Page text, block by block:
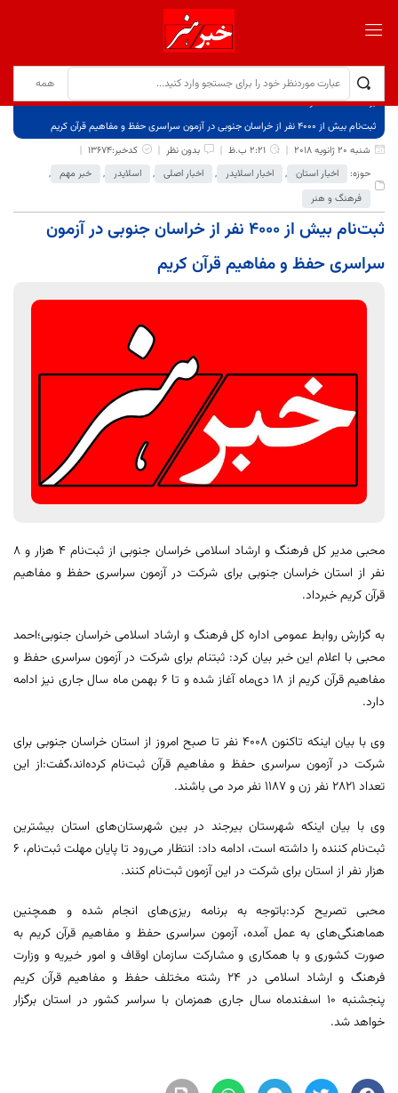
برگ نخست
نوشته‌ها
ثبت‌نام بیش از ٤٠٠٠ نفر از خراسان جنوبی در آزمون سراسری حفظ و مفاهیم قرآن کریم
شنبه 20 ژانویه 2018
2:21 ب.ظ بدون نظر
کدخبر:13674
حوزه:
اخبار استان , اخبار اسلایدر , اخبار اصلی , اسلایدر , خبر مهم ,
فرهنگ و هنر
ثبت‌نام بیش از ٤٠٠٠ نفر از خراسان جنوبی در آزمون
سراسری حفظ و مفاهیم قرآن کریم
محبی مدیر کل فرهنگ و ارشاد اسلامی خراسان جنوبی از ثبت‌نام ٤ هزار و ٨
نفر از استان خراسان جنوبی برای شرکت در آزمون سراسری حفظ و مفاهیم
قرآن کریم خبرداد.
به گزارش روابط عمومی اداره کل فرهنگ و ارشاد اسلامی خراسان جنوبی؛احمد
محبی با اعلام این خبر بیان کرد: ثبت‎نام برای شرکت در آزمون سراسری حفظ و
مفاهیم قرآن کریم از ۱۸ دی‌ماه آغاز شده و تا ٦ بهمن ماه سال جاری نیز ادامه
دارد.
وی با بیان اینکه تاکنون ٤٠٠٨ نفر تا صبح امروز از استان خراسان جنوبی برای
شرکت در آزمون سراسری حفظ و مفاهیم قرآن ثبت‌نام کرده‌اند،گفت:از این
تعداد ٢٨٢١ نفر زن و ١١٨٧ نفر مرد می باشند.
وی با بیان اینکه شهرستان بیرجند در بین شهرستان‌های استان بیشترین
ثبت‌نام کننده را داشته است، ادامه داد: انتظار می‌رود تا پایان مهلت ثبت‌نام، ٦
هزار نفر از استان برای شرکت در این آزمون ثبت‌نام کنند.
محبی تصریح کرد:باتوجه به برنامه ریزی‌های انجام شده و همچنین
هماهنگی‌های به عمل آمده، آزمون سراسری حفظ و مفاهیم قرآن کریم به
صورت کشوری و با همکاری و مشارکت سازمان اوقاف و امور خیریه و وزارت
فرهنگ و ارشاد اسلامی در ۲۴ رشته مختلف حفظ و مفاهیم قرآن کریم
پنجشنبه ١٠ اسفندماه سال جاری همزمان با سراسر کشور در استان برگزار
خواهد شد.